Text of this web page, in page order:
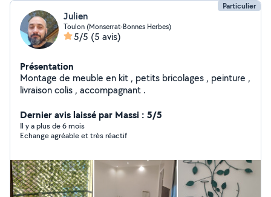
Particulier
Julien
Toulon (Monserrat-Bonnes Herbes)
5/5 (5 avis)
Présentation
Montage de meuble en kit , petits bricolages , peinture ,
livraison colis , accompagnant .
Dernier avis laissé par Massi : 5/5
Il y a plus de 6 mois
Echange agréable et très réactif